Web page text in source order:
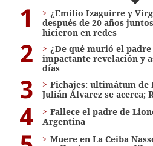
1
¿Emilio Izaguirre y
después de 20 años
hicieron en redes
2
¿De qué murió el padre
impactante revelación y
días
3
Fichajes: ultimátum de
Julián Álvarez se acerca;
4
Fallece el padre de
Argentina
Muere en La Ceiba